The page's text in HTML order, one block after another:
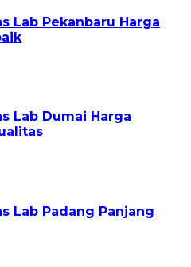
Lab Pekanbaru Harga
Lab Dumai Harga
Lab Padang Panjang